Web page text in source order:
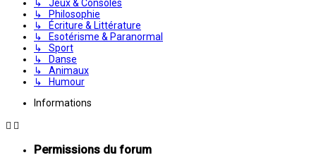
↳ Jeux & Consoles
↳ Philosophie
↳ Écriture & Littérature
↳ Esotérisme & Paranormal
↳ Sport
↳ Danse
↳ Animaux
↳ Humour
Informations
Permissions du forum